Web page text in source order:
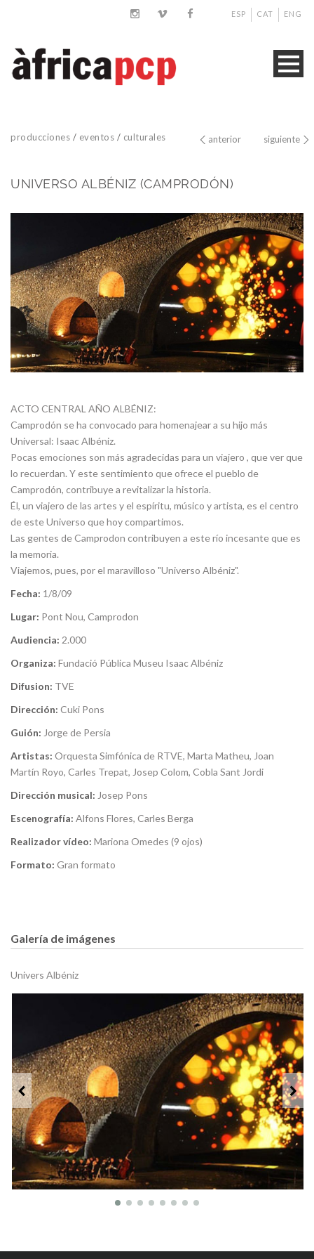
ENG
CAT
ESP
producciones / eventos / culturales anterior siguiente
UNIVERSO ALBÉNIZ (CAMPRODÓN)
ACTO CENTRAL AÑO ALBÉNIZ:
Camprodón se ha convocado para homenajear a su hijo más
Universal: Isaac Albéniz.
Pocas emociones son más agradecidas para un viajero , que ver que
lo recuerdan. Y este sentimiento que ofrece el pueblo de
Camprodón, contribuye a revitalizar la historia.
Él, un viajero de las artes y el espíritu, músico y artista, es el centro
de este Universo que hoy compartimos.
Las gentes de Camprodon contribuyen a este río incesante que es
la memoria.
Viajemos, pues, por el maravilloso "Universo Albéniz".
Fecha: 1/8/09
Lugar: Pont Nou, Camprodon
Audiencia: 2.000
Organiza: Fundació Pública Museu Isaac Albéniz
Difusion: TVE
Dirección: Cuki Pons
Guión: Jorge de Persia
Artistas: Orquesta Simfónica de RTVE, Marta Matheu, Joan
Martín Royo, Carles Trepat, Josep Colom, Cobla Sant Jordi
Dirección musical: Josep Pons
Escenografía: Alfons Flores, Carles Berga
Realizador vídeo: Mariona Omedes (9 ojos)
Formato: Gran formato
Galería de imágenes
Univers Albéniz